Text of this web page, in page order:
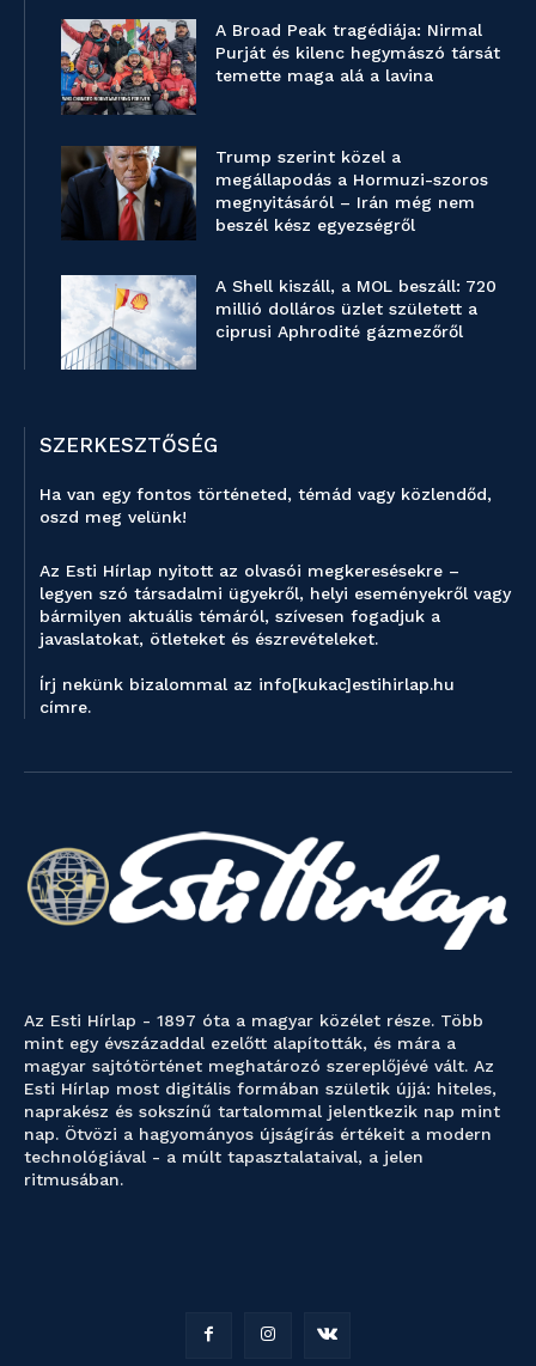
A Broad Peak tragédiája: Nirmal
Purját és kilenc hegymászó társát
temette maga alá a lavina
Trump szerint közel a
megállapodás a Hormuzi-szoros
megnyitásáról – Irán még nem
beszél kész egyezségről
A Shell kiszáll, a MOL beszáll: 720
millió dolláros üzlet született a
ciprusi Aphrodité gázmezőről
SZERKESZTŐSÉG
Ha van egy fontos történeted, témád vagy közlendőd,
oszd meg velünk!
Az Esti Hírlap nyitott az olvasói megkeresésekre –
legyen szó társadalmi ügyekről, helyi eseményekről vagy
bármilyen aktuális témáról, szívesen fogadjuk a
javaslatokat, ötleteket és észrevételeket.
Írj nekünk bizalommal az info[kukac]estihirlap.hu
címre.
Az Esti Hírlap - 1897 óta a magyar közélet része. Több
mint egy évszázaddal ezelőtt alapították, és mára a
magyar sajtótörténet meghatározó szereplőjévé vált. Az
Esti Hírlap most digitális formában születik újjá: hiteles,
naprakész és sokszínű tartalommal jelentkezik nap mint
nap. Ötvözi a hagyományos újságírás értékeit a modern
technológiával - a múlt tapasztalataival, a jelen
ritmusában.